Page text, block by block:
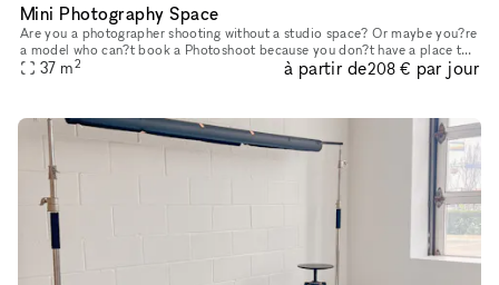
Mini Photography Space
Are you a photographer shooting without a studio space? Or maybe you?re
a model who can?t book a Photoshoot because you don?t have a place to
take pictures? Look no further, take a look at our ?mini
37 m2 à partir de208 € par jour